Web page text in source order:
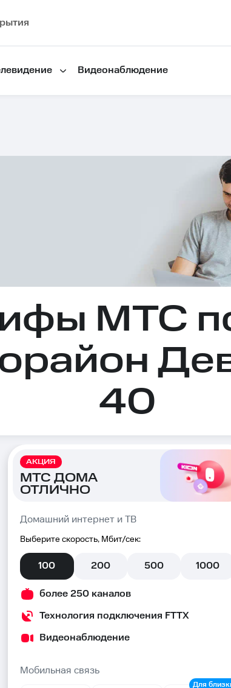
Видеонаблюдение
МТС
40
АКЦИЯ
МТС ДОМА
ОТЛИЧНО
Домашний интернет и ТВ
Выберите скорость, Мбит/сек:
100 200 500 1000
более 250 каналов
Технология подключения FTTX
Видеонаблюдение
Мобильная связь